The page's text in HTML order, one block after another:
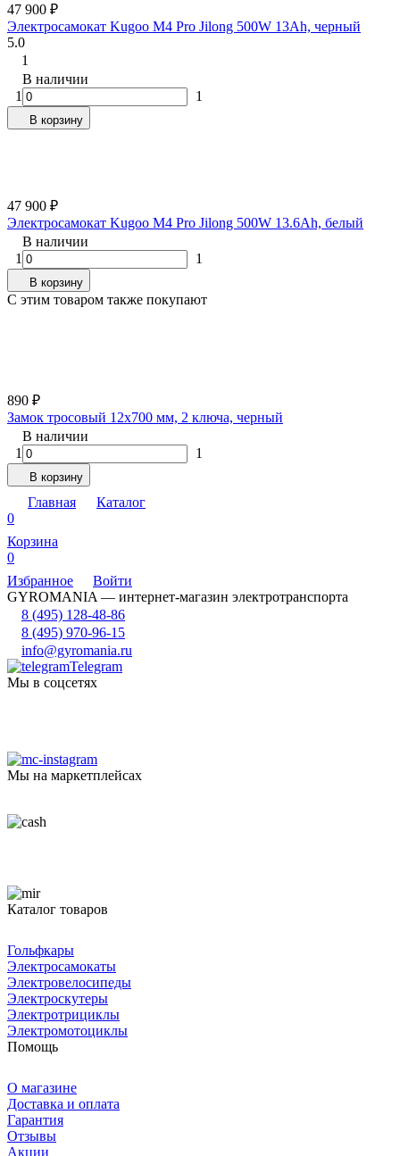
47 900 ₽
Электросамокат Kugoo M4 Pro Jilong 500W 13Ah, черный
5.0
1
В наличии
1
1
В корзину
47 900 ₽
Электросамокат Kugoo M4 Pro Jilong 500W 13.6Ah, белый
В наличии
1
1
В корзину
C этим товаром также покупают
890 ₽
Замок тросовый 12х700 мм, 2 ключа, черный
В наличии
1
1
В корзину
Главная
Каталог
0
Корзина
0
Избранное
Войти
GYROMANIA — интернет-магазин электротранспорта
8 (495) 128-48-86
8 (495) 970-96-15
info@gyromania.ru
Telegram
Мы в соцсетях
Мы на маркетплейсах
Каталог товаров
Гольфкары
Электросамокаты
Электровелосипеды
Электроскутеры
Электротрициклы
Электромотоциклы
Помощь
О магазине
Доставка и оплата
Гарантия
Отзывы
Акции